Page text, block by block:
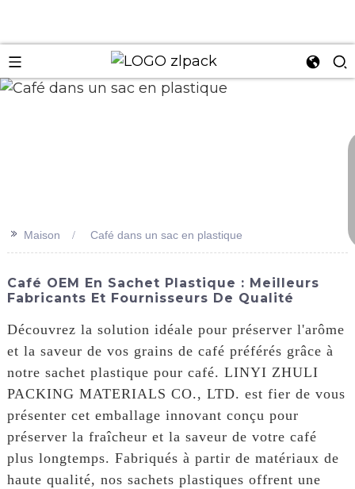
>> Maison Café dans un sac en plastique
Café OEM En Sachet Plastique : Meilleurs
Fabricants Et Fournisseurs De Qualité
Découvrez la solution idéale pour préserver l'arôme
et la saveur de vos grains de café préférés grâce à
notre sachet plastique pour café. LINYI ZHULI
PACKING MATERIALS CO., LTD. est fier de vous
présenter cet emballage innovant conçu pour
préserver la fraîcheur et la saveur de votre café
plus longtemps. Fabriqués à partir de matériaux de
haute qualité, nos sachets plastiques offrent une